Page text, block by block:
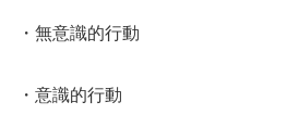
・無意識的行動
・意識的行動